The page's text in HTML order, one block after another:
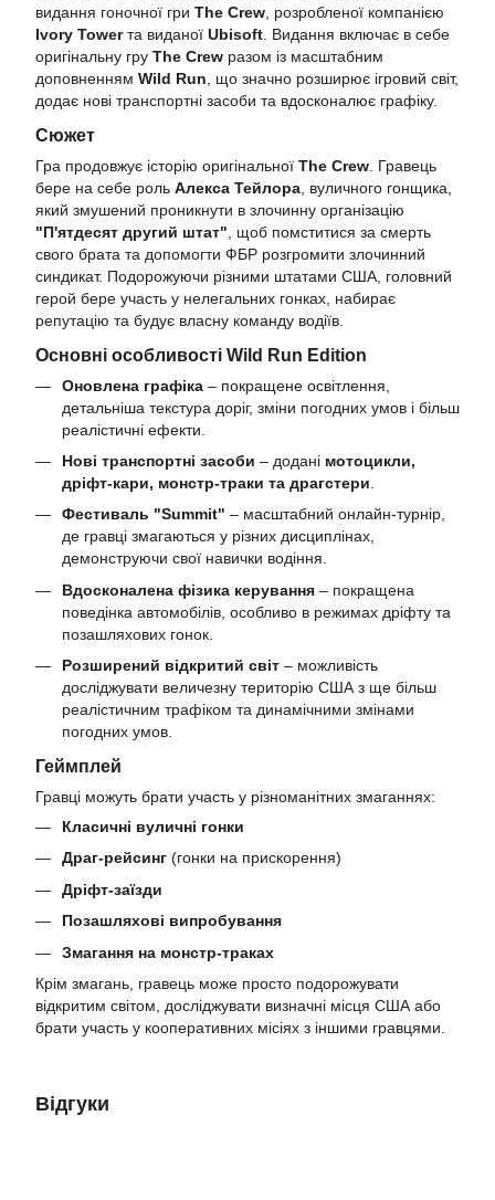
видання гоночної гри The Crew , розробленої компанією
Ivory Towerта виданої Ubisoft . Видання включає в себе
оригінальну гру The Crew разом із масштабним
доповненням Wild Run , що значно розширює ігровий світ,
додає нові транспортні засоби та вдосконалює графіку.
Сюжет
Гра продовжує історію оригінальної The Crew . Гравець
бере на себе роль Алекса Тейлора , вуличного гонщика,
який змушений проникнути в злочинну організацію
"П'ятдесят другий штат" , щоб помститися за смерть
свого брата та допомогти ФБР розгромити злочинний
синдикат. Подорожуючи різними штатами США, головний
герой бере участь у нелегальних гонках, набирає
репутацію та будує власну команду водіїв.
Основні особливості Wild Run Edition
Оновлена графіка – покращене освітлення,
детальніша текстура доріг, зміни погодних умов і більш
реалістичні ефекти.
Нові транспортні засоби – додані мотоцикли,
дріфт-кари, монстр-траки та драгстери
Фестиваль "Summit" – масштабний онлайн-турнір,
де гравці змагаються у різних дисциплінах,
демонструючи свої навички водіння.
Вдосконалена фізика керування – покращена
поведінка автомобілів, особливо в режимах дріфту та
позашляхових гонок.
Розширений відкритий світ – можливість
досліджувати величезну територію США з ще більш
реалістичним трафіком та динамічними змінами
погодних умов.
Геймплей
Гравці можуть брати участь у різноманітних змаганнях:
Класичні вуличні гонки
Драг-рейсинг (гонки на прискорення)
Дріфт-заїзди
Позашляхові випробування
Змагання на монстр-траках
Крім змагань, гравець може просто подорожувати
відкритим світом, досліджувати визначні місця США або
брати участь у кооперативних місіях з іншими гравцями.
Відгуки